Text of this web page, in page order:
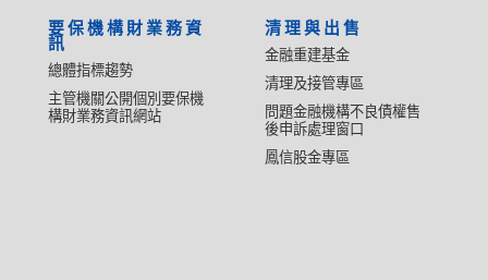
要保機構財業務資
訊
總體指標趨勢
主管機關公開個別要保機
構財業務資訊網站
清理與出售
金融重建基金
清理及接管專區
問題金融機構不良債權售
後申訴處理窗口
鳳信股金專區